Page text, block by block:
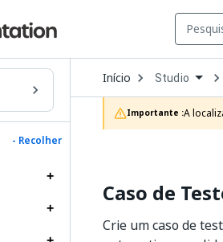
- Recolher
Início Open
Dropdown
to
choose
product
Studio
Importante :A
Caso de
Crie um caso de